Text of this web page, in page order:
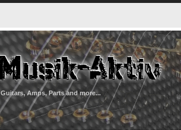
Guitars, Amps, Parts and more...